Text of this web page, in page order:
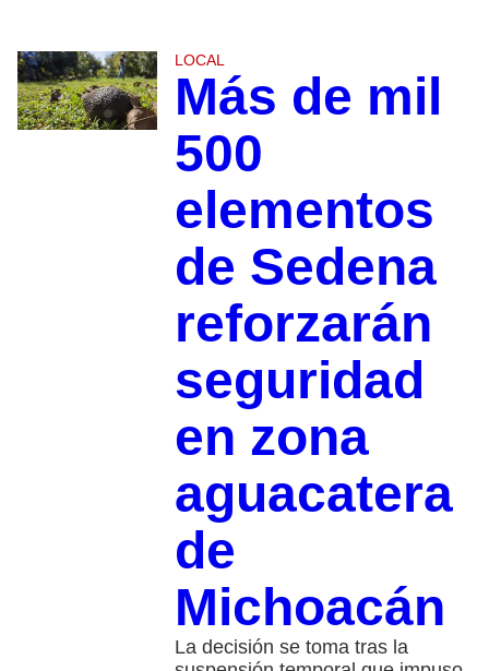
LOCAL
Más de mil
500
elementos
de Sedena
reforzarán
seguridad
en zona
aguacatera
de
Michoacán
La decisión se toma tras la